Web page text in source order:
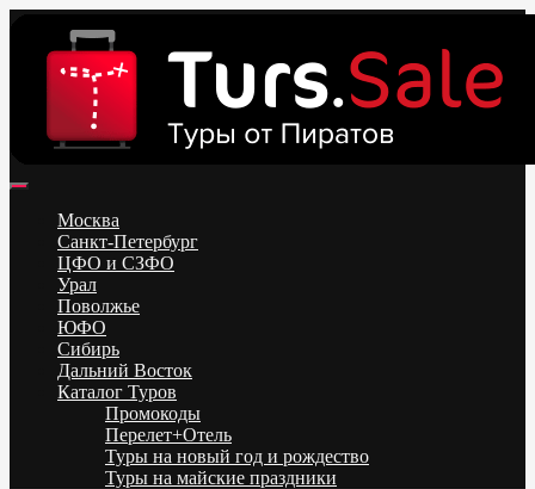
content
Низкие цены на путевки 3-7-10 ночей все включено, отдых на
море. Распродажа экскурсионных и горнолыжных туров.
Обновление каждый день. Официальный сайт Тур Сейл
Москва
Санкт-Петербург
ЦФО и СЗФО
Урал
Поволжье
ЮФО
Сибирь
Дальний Восток
Каталог Туров
Промокоды
Перелет+Отель
Туры на новый год и рождество
Туры на майские праздники